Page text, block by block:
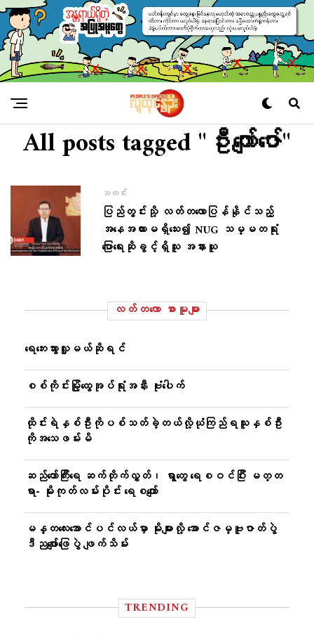
All posts tagged "ဦးကျော်ဇော်"
သတင်း
ပြည်တွင်းသို့ လတ်တလောပြန်နိုင်သည့်
အနေအထားမရှိသေး၍ NUG သမ္မတရုံး
ပြောရေးဆိုခွင့်ရှိသူ အနားယူ
လတ်တ‌လော စာမူများ
ရေဘေးသွားလှူမယ်ဆိုရင်
စစ်ကိုင်းမြို့ထွေအုပ်ရုံးအနီး ဗုံးပေါက်
ထိုင်းရဲနှစ်ဦးကိုပစ်သတ်ခဲ့တယ်လို့ယုံကြည်ရသူနှစ်ဦး
ကိုအသေဖမ်းမိ
ဆည်တော်ကြီးရေ ဆက်တိုက်လွှတ်၊ ရွာတွေ ရေစဝင်ပြီး မတ္တ
ရာ- မိုးကုတ်လမ်းပိုင်း ရေစကျော်
မန္တလေးအောင်ပင်လယ်မှာ မိုးများလို့ အောင်ဇမ္ဗူဇာတ်ပွဲ
ဒီညဖျော်ဖြေပွဲ ဖျက်သိမ်း
TRENDING